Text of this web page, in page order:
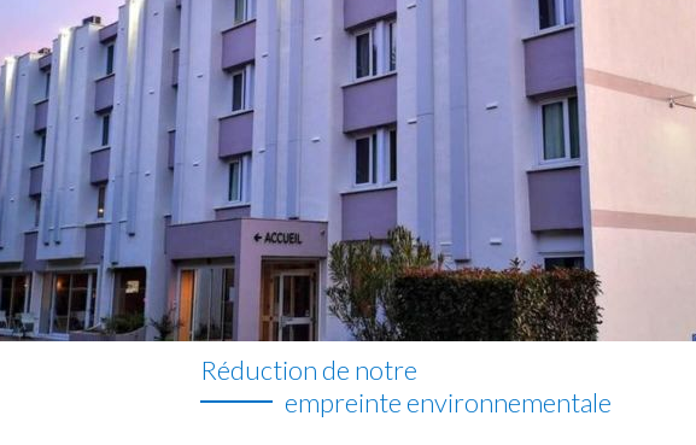
Réduction de notre
empreinte environnementale